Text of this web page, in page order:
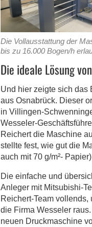
Die Vollausstattung der
bis zu 16.000 Bogen/h
Die ideale Lösung
Und hier zeigte sich das
aus Osnabrück. Dieser
in Villingen-
Wesseler-
Reichert die Maschine
stellte fest, wie gut die
auch mit 70 g/m²-
Die einfache und
Anleger mit Mitsubishi-
Reichert-Team
die Firma Wesseler
neuen Druckmaschine